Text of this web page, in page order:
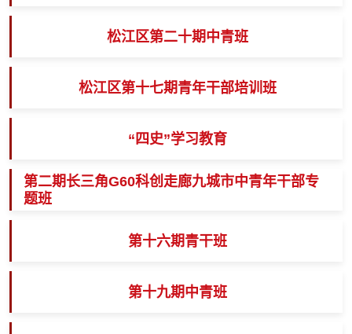
松江区第二十期中青班
松江区第十七期青年干部培训班
“四史”学习教育
第二期长三角G60科创走廊九城市中青年干部专
题班
第十六期青干班
第十九期中青班